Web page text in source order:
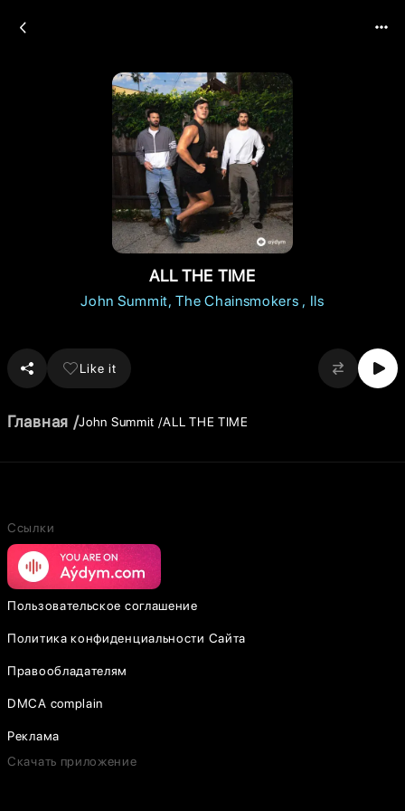
ALL THE TIME
John Summit The Chainsmokers Ils
Like it
Главная John Summit ALL THE TIME
Ссылки
Пользовательское соглашение
Политика конфиденциальности Сайта
Правообладателям
DMCA complain
Реклама
Скачать приложение